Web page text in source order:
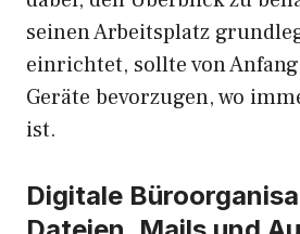
seinen Arbeitsplatz
einrichtet, sollte von
Geräte bevorzugen, wo
ist.
Digitale